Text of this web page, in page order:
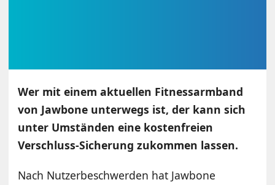
Wer mit einem aktuellen Fitnessarmband
von Jawbone unterwegs ist, der kann sich
unter Umständen eine kostenfreien
Verschluss-Sicherung zukommen lassen.
Nach Nutzerbeschwerden hat Jawbone